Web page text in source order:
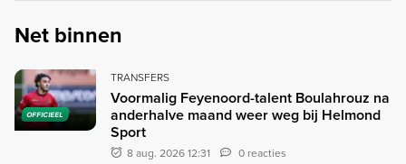
Net binnen
OFFICIEEL
TRANSFERS
Voormalig Feyenoord-talent Boulahrouz na
anderhalve maand weer weg bij Helmond
Sport
8 aug. 2026 12:31 0 reacties